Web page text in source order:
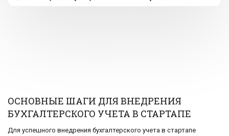
ОСНОВНЫЕ ШАГИ ДЛЯ ВНЕДРЕНИЯ
БУХГАЛТЕРСКОГО УЧЕТА В СТАРТАПЕ
Для успешного внедрения бухгалтерского учета в стартапе